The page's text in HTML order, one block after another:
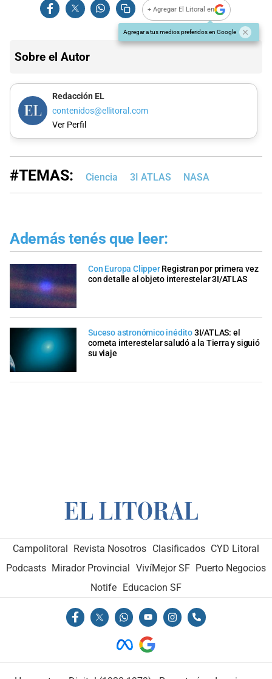
+ Agregar El Litoral en
Agregar a tus medios preferidos en Google
Sobre el Autor
Redacción EL
contenidos@ellitoral.com
Ver Perfil
#TEMAS: Ciencia 3I ATLAS NASA
Además tenés que leer:
Con Europa Clipper Registran por primera vez
con detalle al objeto interestelar 3I/ATLAS
Suceso astronómico inédito3I/ATLAS: el
cometa interestelar saludó a la Tierra y siguió
su viaje
Campolitoral Revista Nosotros Clasificados CYD Litoral
Podcasts Mirador Provincial VivíMejor SF Puerto Negocios
Notife
Educacion SF